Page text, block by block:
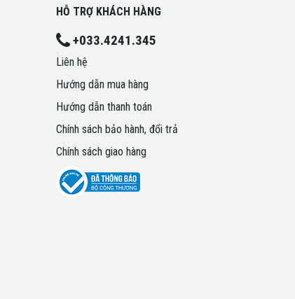
HỖ TRỢ KHÁCH HÀNG
+033.4241.345
Liên hệ
Hướng dẫn mua hàng
Hướng dẫn thanh toán
Chính sách bảo hành, đổi trả
Chính sách giao hàng